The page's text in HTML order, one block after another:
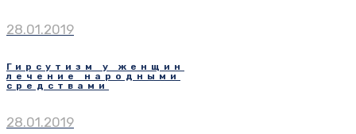
28.01.2019
Гирсутизм у женщин
лечение народными
средствами
28.01.2019